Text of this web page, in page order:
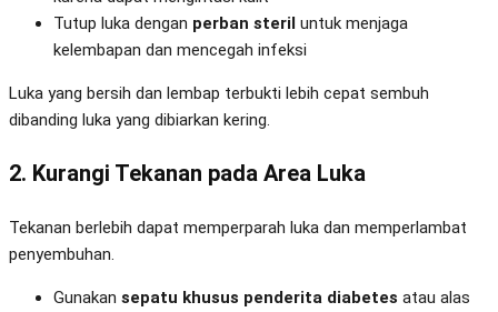
Tutup luka dengan perban steril untuk menjaga
kelembapan dan mencegah infeksi
Luka yang bersih dan lembap terbukti lebih cepat sembuh
dibanding luka yang dibiarkan kering.
2. Kurangi Tekanan pada Area Luka
Tekanan berlebih dapat memperparah luka dan memperlambat
penyembuhan.
Gunakan sepatu khusus penderita diabetes atau alas